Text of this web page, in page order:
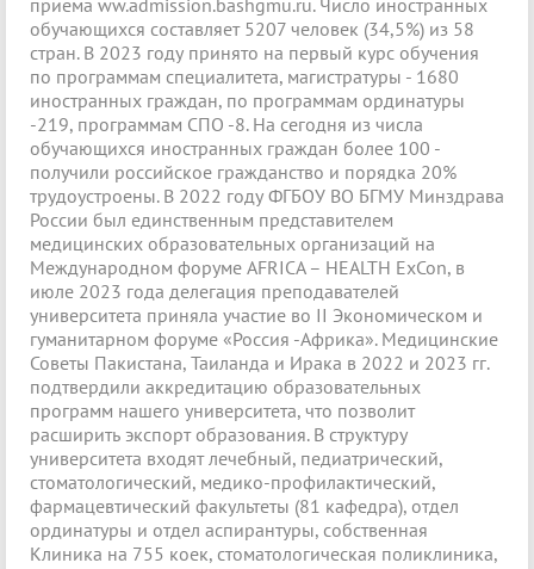
приема ww.admission.bashgmu.ru. Число иностранных
обучающихся составляет 5207 человек (34,5%) из 58
стран. В 2023 году принято на первый курс обучения
по программам специалитета, магистратуры - 1680
иностранных граждан, по программам ординатуры
-219, программам СПО -8. На сегодня из числа
обучающихся иностранных граждан более 100 -
получили российское гражданство и порядка 20%
трудоустроены. В 2022 году ФГБОУ ВО БГМУ Минздрава
России был единственным представителем
медицинских образовательных организаций на
Международном форуме AFRICA – HEALTH ExCon, в
июле 2023 года делегация преподавателей
университета приняла участие во II Экономическом и
гуманитарном форуме «Россия -Африка». Медицинские
Советы Пакистана, Таиланда и Ирака в 2022 и 2023 гг.
подтвердили аккредитацию образовательных
программ нашего университета, что позволит
расширить экспорт образования. В структуру
университета входят лечебный, педиатрический,
стоматологический, медико-профилактический,
фармацевтический факультеты (81 кафедра), отдел
ординатуры и отдел аспирантуры, собственная
Клиника на 755 коек, стоматологическая поликлиника,